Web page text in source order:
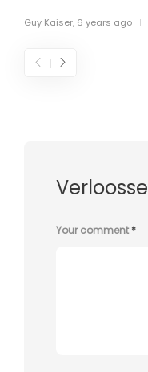
Guy Kaiser, 6 years ago
Your comment*